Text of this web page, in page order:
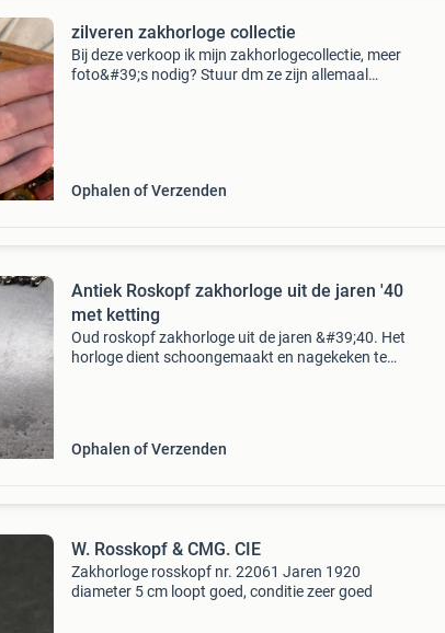
zilveren zakhorloge collectie
Bij deze verkoop ik mijn zakhorlogecollectie, meer
foto&#39;s nodig? Stuur dm ze zijn allemaal
Ophalen of Verzenden
Antiek Roskopf zakhorloge uit de jaren '40
met ketting
Oud roskopf zakhorloge uit de jaren &#39;40. Het
horloge dient schoongemaakt en nagekeken te
Ophalen of Verzenden
W. Rosskopf & CMG. CIE
Zakhorloge rosskopf nr. 22061 Jaren 1920
diameter 5 cm loopt goed, conditie zeer goed